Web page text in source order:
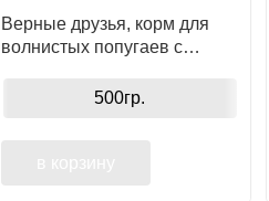
Верные друзья, корм для
волнистых попугаев с
500гр.